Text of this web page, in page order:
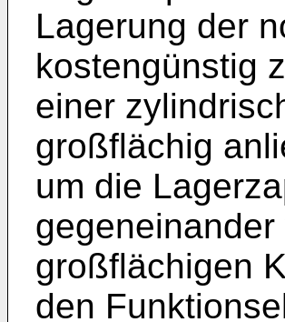
Lagerung der
kostengünstig
einer
großflächig
um die
großflächigen
den